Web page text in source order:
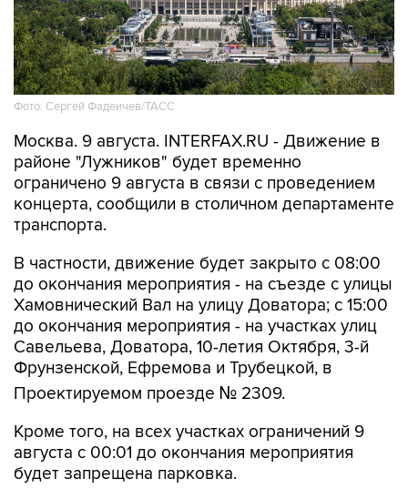
Фото: Сергей Фадеичев/ТАСС
Москва. 9 августа. INTERFAX.RU - Движение в
районе "Лужников" будет временно
ограничено 9 августа в связи с проведением
концерта, сообщили в столичном департаменте
транспорта.
В частности, движение будет закрыто с 08:00
до окончания мероприятия - на съезде с улицы
Хамовнический Вал на улицу Доватора; с 15:00
до окончания мероприятия - на участках улиц
Савельева, Доватора, 10-летия Октября, 3-й
Фрунзенской, Ефремова и Трубецкой, в
Проектируемом проезде № 2309.
Кроме того, на всех участках ограничений 9
августа с 00:01 до окончания мероприятия
будет запрещена парковка.